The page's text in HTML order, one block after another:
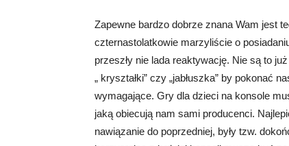
Zapewne bardzo dobrze znana Wam jest
czternastolatkowie marzyliście o
przeszły nie lada reaktywację. Nie są to
„ kryształki” czy „jabłuszka” by pokonać
wymagające. Gry dla dzieci na konsole
jaką obiecują nam sami producenci.
nawiązanie do poprzedniej, były tzw.